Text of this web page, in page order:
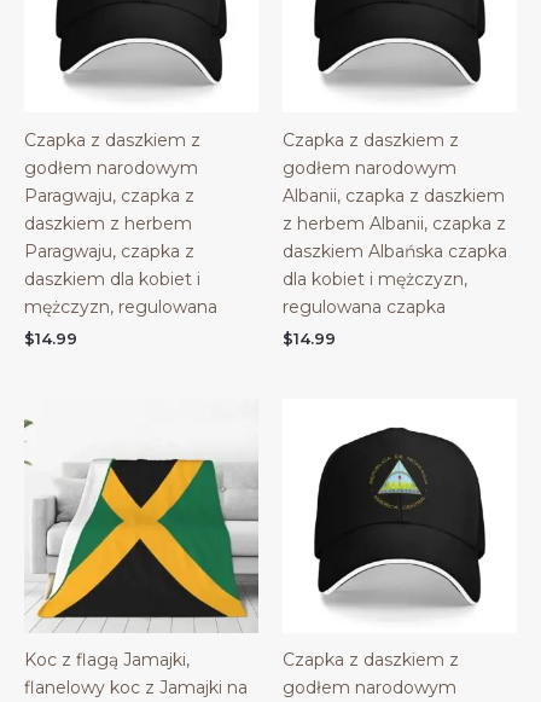
Czapka z daszkiem z
godłem narodowym
Paragwaju, czapka z
daszkiem z herbem
Paragwaju, czapka z
daszkiem dla kobiet i
mężczyzn, regulowana
$14.99
Czapka z daszkiem z
godłem narodowym
Albanii, czapka z daszkiem
z herbem Albanii, czapka z
daszkiem Albańska czapka
dla kobiet i mężczyzn,
regulowana czapka
$14.99
Koc z flagą Jamajki,
flanelowy koc z Jamajki na
Czapka z daszkiem z
godłem narodowym